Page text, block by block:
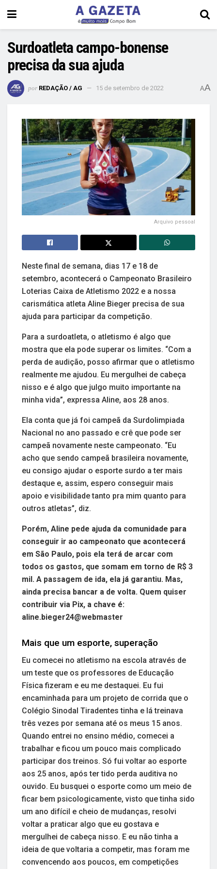
Surdoatleta campo-bonense
precisa da sua ajuda
por REDAÇÃO / AG 15 de setembro de 2022 AA
Arquivo pessoal
Neste final de semana, dias 17 e 18 de
setembro, acontecerá o Campeonato Brasileiro
Loterias Caixa de Atletismo 2022 e a nossa
carismática atleta Aline Bieger precisa de sua
ajuda para participar da competição.
Para a surdoatleta, o atletismo é algo que
mostra que ela pode superar os limites. “Com a
perda de audição, posso afirmar que o atletismo
realmente me ajudou. Eu mergulhei de cabeça
nisso e é algo que julgo muito importante na
minha vida”, expressa Aline, aos 28 anos.
Ela conta que já foi campeã da Surdolimpiada
Nacional no ano passado e crê que pode ser
campeã novamente neste campeonato. “Eu
acho que sendo campeã brasileira novamente,
eu consigo ajudar o esporte surdo a ter mais
destaque e, assim, espero conseguir mais
apoio e visibilidade tanto pra mim quanto para
outros atletas”, diz.
Porém, Aline pede ajuda da comunidade para
conseguir ir ao campeonato que acontecerá
em São Paulo, pois ela terá de arcar com
todos os gastos, que somam em torno de R$ 3
mil. A passagem de ida, ela já garantiu. Mas,
ainda precisa bancar a de volta. Quem quiser
contribuir via Pix, a chave é:
aline.bieger24@webmaster
Mais que um esporte, superação
Eu comecei no atletismo na escola através de
um teste que os professores de Educação
Física fizeram e eu me destaquei. Eu fui
encaminhada para um projeto de corrida que o
Colégio Sinodal Tiradentes tinha e lá treinava
três vezes por semana até os meus 15 anos.
Quando entrei no ensino médio, comecei a
trabalhar e ficou um pouco mais complicado
participar dos treinos. Só fui voltar ao esporte
aos 25 anos, após ter tido perda auditiva no
ouvido. Eu busquei o esporte como um meio de
ficar bem psicologicamente, visto que tinha sido
um ano difícil e cheio de mudanças, resolvi
voltar a praticar algo que eu gostava e
mergulhei de cabeça nisso. E eu não tinha a
ideia de que voltaria a competir, mas foram me
convencendo aos poucos, em competições